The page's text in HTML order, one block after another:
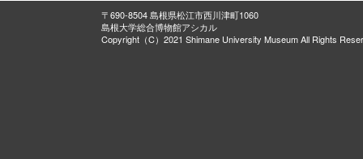
〒690-8504 島根県松江市西川津町1060
島根大学総合博物館アシカル
Copyright（C）2021 Shimane University Museum All Rights